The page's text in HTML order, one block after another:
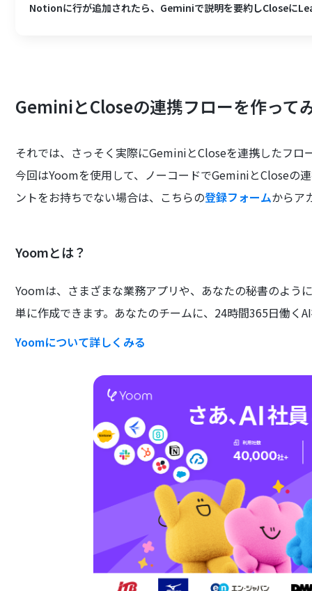
Notionに行が追加されたら、Geminiで説明を要約しCloseに
GeminiとCloseの連携フローを作って
それでは、さっそく実際にGeminiとCloseを連携したフロ
今回はYoomを使用して、ノーコードでGeminiとCloseの
ントをお持ちでない場合は、こちらの登録フォームからア
Yoomとは？
Yoomは、さまざまな業務アプリや、あなたの秘書のよう
単に作成できます。あなたのチームに、24時間365日働く
Yoomについて詳しくみる